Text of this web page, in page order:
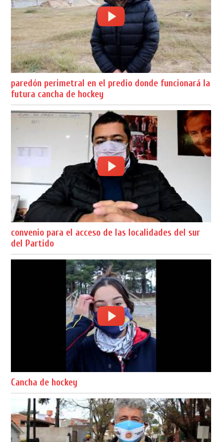
paredón perimetral en el predio donde funcionará la
futura cancha de hockey
convenio para el acceso de las localidades del sur
del Partido
Cancha de hockey